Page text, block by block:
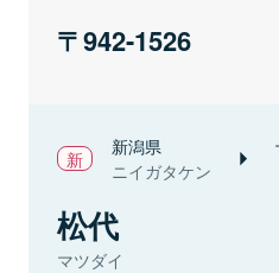
942-1526
新潟県
ニイガタケン
松代
マツダイ